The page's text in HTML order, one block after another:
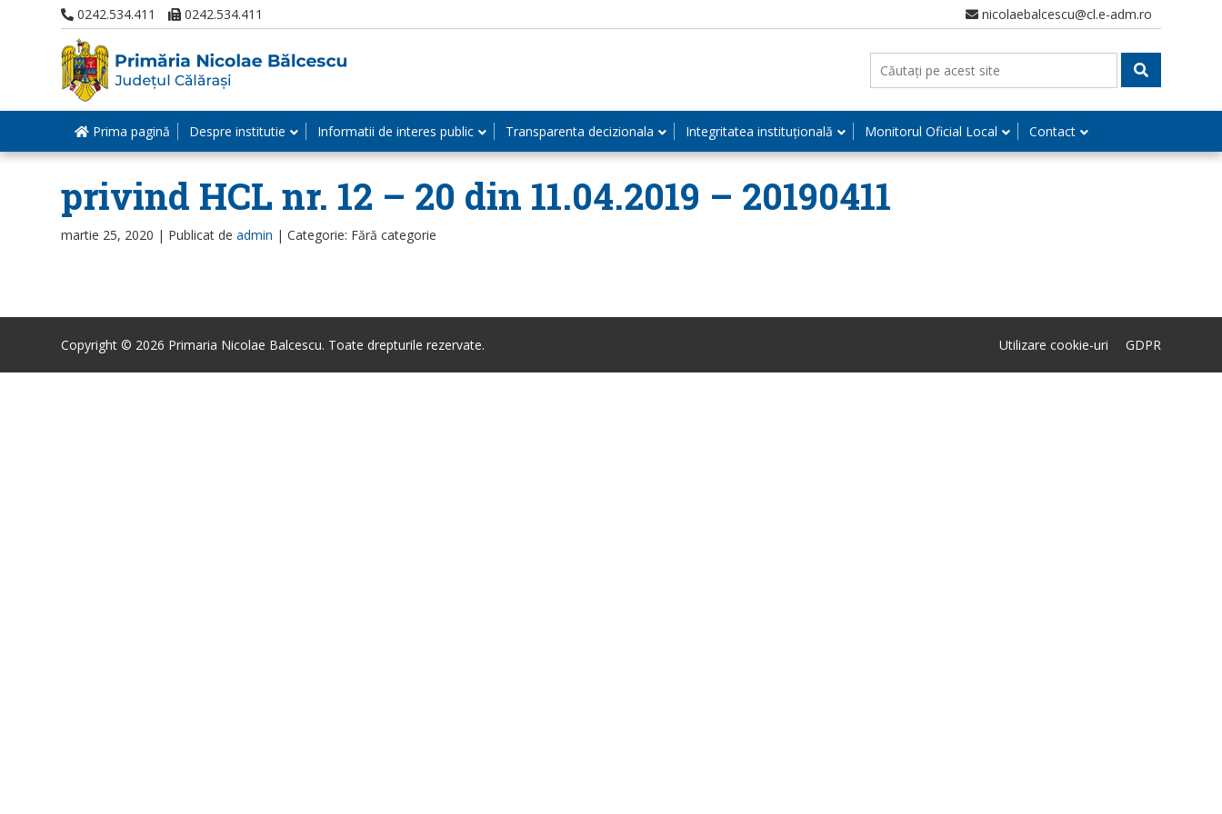
0242.534.411 0242.534.411 nicolaebalcescu@cl.e-adm.ro
Prima pagină Despre institutie Informatii de interes public Transparenta decizionala Integritatea instituțională Monitorul Oficial Local Contact
privind HCL nr. 12 – 20 din 11.04.2019 – 20190411
martie 25, 2020 | Publicat de admin | Categorie: Fără categorie
Copyright © 2026 Primaria Nicolae Balcescu. Toate drepturile rezervate. Utilizare cookie-uri GDPR